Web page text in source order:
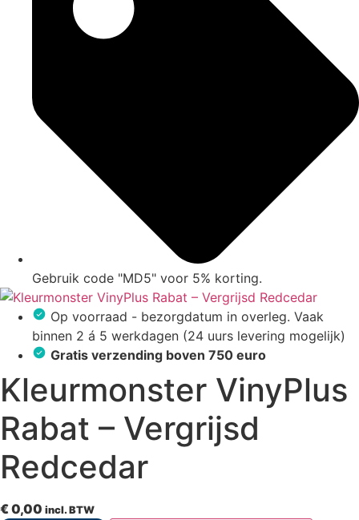
Gebruik code "MD5" voor 5% korting.
Op voorraad - bezorgdatum in overleg. Vaak
binnen 2 á 5 werkdagen (24 uurs levering mogelijk)
Gratis verzending boven 750 euro
Kleurmonster VinyPlus
Rabat – Vergrijsd
Redcedar
€0,00 incl. BTW